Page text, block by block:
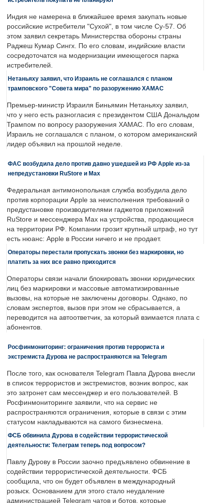
Индия не намерена в ближайшее время закупать новые
российские истребители "Сухой", в том числе Су-57. Об
этом заявил секретарь Министерства обороны страны
Раджеш Кумар Сингх. По его словам, индийские власти
сосредоточатся на модернизации имеющегося парка
истребителей.
Нетаньяху заявил, что Израиль не соглашался с планом
трамповского "Совета мира" по разоружению ХАМАС
Премьер-министр Израиля Биньямин Нетаньяху заявил,
что у него есть разногласия с президентом США Дональдом
Трампом по вопросу разоружения ХАМАС. По его словам,
Израиль не соглашался с планом, о котором американский
лидер объявил на прошлой неделе.
ФАС возбудила дело против давно ушедшей из РФ Apple из-за
непредустановки RuStore и Max
Федеральная антимонопольная служба возбудила дело
против корпорации Apple за неисполнения требований о
предустановке производителями гаджетов приложений
RuStore и мессенджера Max на устройства, продающиеся
на территории РФ. Компании грозит крупный штраф, но тут
есть нюанс: Apple в России ничего и не продает.
Операторы перестали пропускать звонки без маркировки, но
платить за них все равно приходится
Операторы связи начали блокировать звонки юридических
лиц без маркировки и массовые автоматизированные
вызовы, на которые не заключены договоры. Однако, по
словам экспертов, вызов при этом не сбрасывается, а
переводится на автоответчик, за который взимается плата с
абонентов.
Росфинмониторинг: ограничения против террориста и
экстремиста Дурова не распространяются на Telegram
После того, как основателя Telegram Павла Дурова внесли
в список террористов и экстремистов, возник вопрос, как
это затронет сам мессенджер и его пользователей. В
Росфинмониторинге заявили, что на сервис не
распространяются ограничения, которые в связи с этим
статусом накладываются на самого бизнесмена.
ФСБ обвинила Дурова в содействии террористической
деятельности: Телеграм теперь под вопросом?
Павлу Дурову в России заочно предъявлено обвинение в
содействии террористической деятельности. ФСБ
сообщила, что он будет объявлен в международный
розыск. Основанием для этого стало неудаление
администрацией Telegram чатов и ботов, которые